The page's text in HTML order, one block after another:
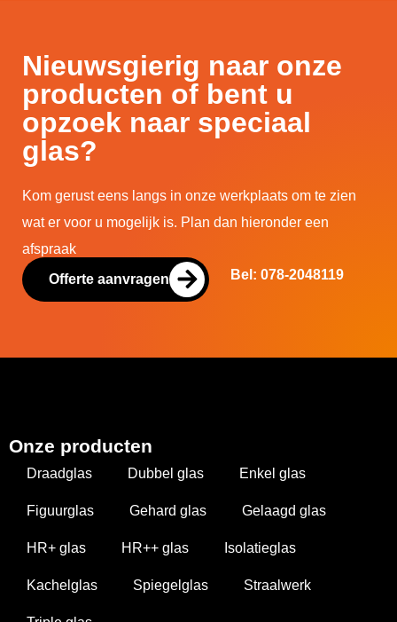
Nieuwsgierig naar onze
producten of bent u
opzoek naar speciaal
glas?
Kom gerust eens langs in onze werkplaats om te zien
wat er voor u mogelijk is. Plan dan hieronder een
afspraak
Offerte aanvragen Bel: 078-2048119
Onze producten
Draadglas Dubbel glas Enkel glas
Figuurglas Gehard glas Gelaagd glas
HR+ glas HR++ glas Isolatieglas
Kachelglas Spiegelglas Straalwerk